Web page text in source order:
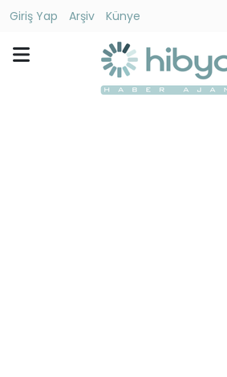
Giriş Yap Arşiv
Künye